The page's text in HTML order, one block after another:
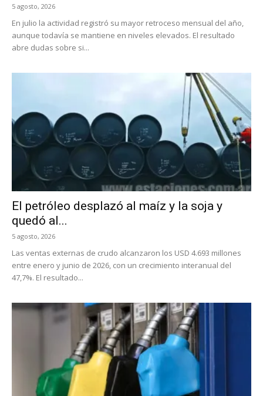
5 agosto, 2026
En julio la actividad registró su mayor retroceso mensual del año,
aunque todavía se mantiene en niveles elevados. El resultado
abre dudas sobre si...
El petróleo desplazó al maíz y la soja y
quedó al...
5 agosto, 2026
Las ventas externas de crudo alcanzaron los USD 4.693 millones
entre enero y junio de 2026, con un crecimiento interanual del
47,7%. El resultado...